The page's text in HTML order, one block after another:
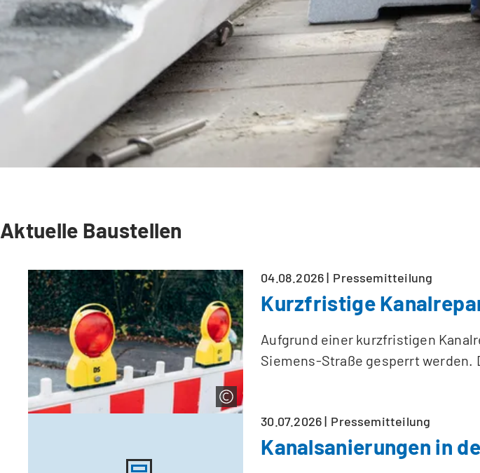
Aktuelle Baustellen
04.08.2026 Pressemitteilung
Kurzfristige
Aufgrund einer kurzfristigen
Siemens-Straße gesperrt werden.
30.07.2026 Pressemitteilung
Kanalsanierungen in